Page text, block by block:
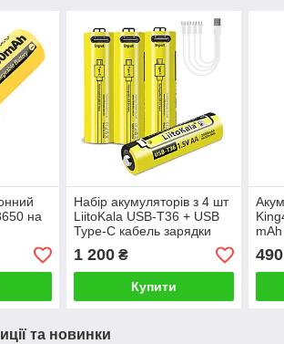
на
Набір акумуляторів з 4 шт
LiitoKala USB-T36 + USB
Type-C кабель зарядки
1 200₴
Купити
490
та новинки